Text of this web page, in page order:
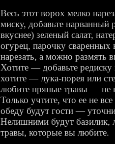
Весь этот ворох мелко
миску, добавьте нарванный
вкуснее) зеленый салат,
огурец, парочку
нарезать, а можно размять
Хотите — добавьте
хотите — лука-порея или
любите пряные травы — не
Только учтите, что ее не
обеду будут гости —
Нелишними будут базилик,
травы, которые вы любите.